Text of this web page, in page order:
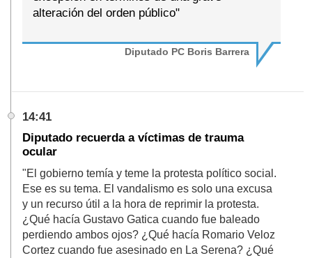
alteración del orden público"
Diputado PC Boris Barrera
14:41
Diputado recuerda a víctimas de trauma
ocular
"El gobierno temía y teme la protesta político social.
Ese es su tema. El vandalismo es solo una excusa
y un recurso útil a la hora de reprimir la protesta.
¿Qué hacía Gustavo Gatica cuando fue baleado
perdiendo ambos ojos? ¿Qué hacía Romario Veloz
Cortez cuando fue asesinado en La Serena? ¿Qué